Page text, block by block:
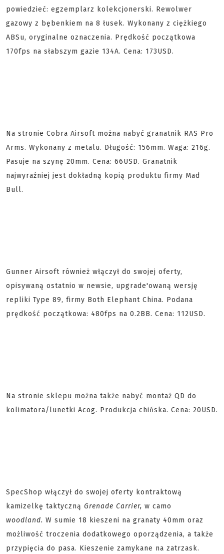
powiedzieć: egzemplarz kolekcjonerski. Rewolwer
gazowy z bębenkiem na 8 łusek. Wykonany z ciężkiego
ABSu, oryginalne oznaczenia. Prędkość początkowa
170fps na słabszym gazie 134A. Cena: 173USD.
Na stronie Cobra Airsoft można nabyć granatnik RAS Pro
Arms. Wykonany z metalu. Długość: 156mm. Waga: 216g.
Pasuje na szynę 20mm. Cena: 66USD. Granatnik
najwyraźniej jest dokładną kopią produktu firmy Mad
Bull.
Gunner Airsoft również włączył do swojej oferty,
opisywaną ostatnio w newsie, upgrade'owaną wersję
repliki Type 89, firmy Both Elephant China. Podana
prędkość początkowa: 480fps na 0.2BB. Cena: 112USD.
Na stronie sklepu można także nabyć montaż QD do
kolimatora/lunetki Acog. Produkcja chińska. Cena: 20USD.
SpecShop włączył do swojej oferty kontraktową
kamizelkę taktyczną Grenade Carrier, w camo
woodland. W sumie 18 kieszeni na granaty 40mm oraz
możliwość troczenia dodatkowego oporządzenia, a także
przypięcia do pasa. Kieszenie zamykane na zatrzask.